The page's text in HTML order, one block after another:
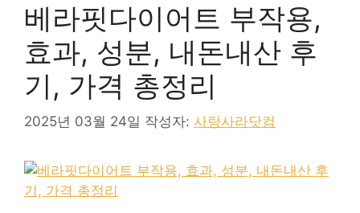
베라핏다이어트 부작용,
효과, 성분, 내돈내산 후
기, 가격 총정리
2025년 03월 24일 작성자: 사랑사라닷컴